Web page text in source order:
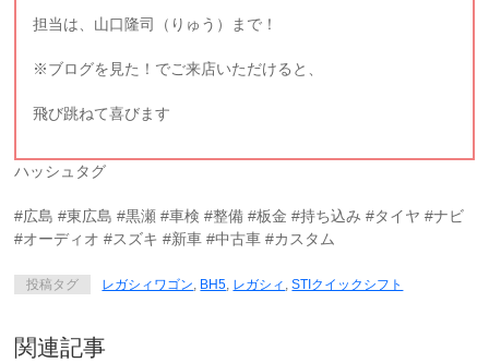
担当は、山口隆司（りゅう）まで！
※ブログを見た！でご来店いただけると、
飛び跳ねて喜びます
ハッシュタグ
#広島 #東広島 #黒瀬 #車検 #整備 #板金 #持ち込み #タイヤ #ナビ
#オーディオ #スズキ #新車 #中古車 #カスタム
投稿タグ レガシィワゴン, BH5, レガシィ ,STIクイックシフト
関連記事